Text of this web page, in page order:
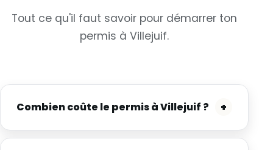
Tout ce qu'il faut savoir pour démarrer ton
permis à Villejuif.
Combien coûte le permis à Villejuif ? +